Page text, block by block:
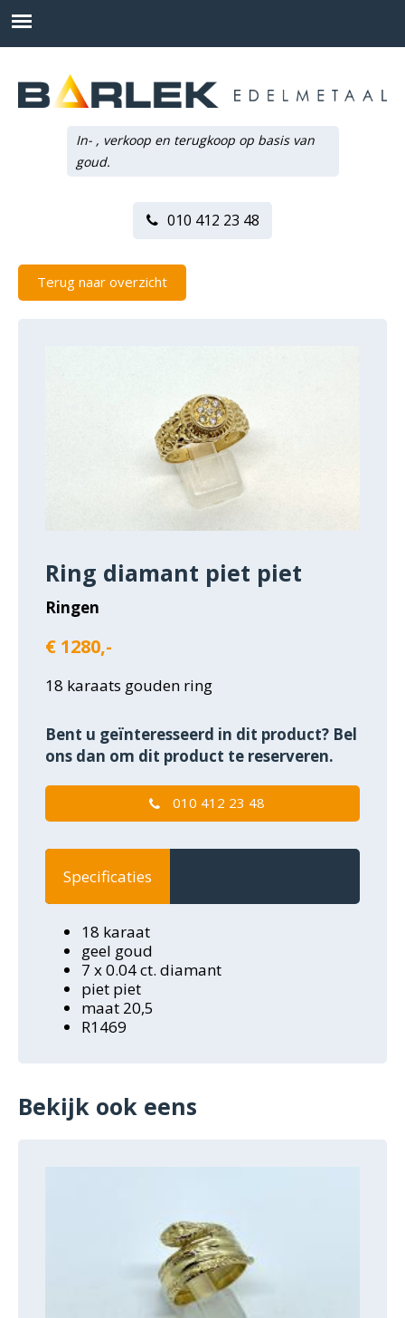
In- , verkoop en terugkoop op basis van
goud.
010 412 23 48
Terug naar overzicht
Ring diamant piet piet
Ringen
€ 1280,-
18 karaats gouden ring
Bent u geïnteresseerd in dit product? Bel
ons dan om dit product te reserveren.
010 412 23 48
Specificaties
18 karaat
geel goud
7 x 0.04 ct. diamant
piet piet
maat 20,5
R1469
Bekijk ook eens